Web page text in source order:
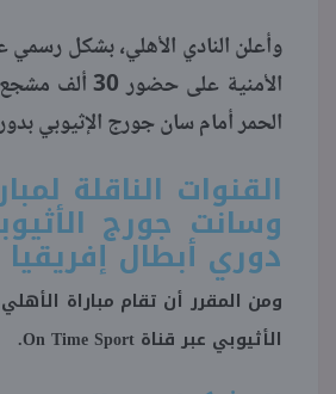
وأعلن النادي الأهلي، بشكل
الأمنية على
الحمر أمام سان جورج الإثيوبي
القنوات الناقلة
وسانت جورج
دوري أبطال إفريقيا
ومن المقرر أن تقام مباراة
الأثيوبي عبر قناة On Time Sport.